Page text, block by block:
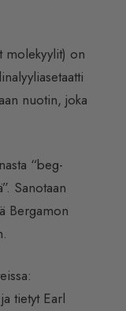
molekyylit) on
nuotin, joka
“beg-
Sanotaan
Bergamon
tietyt Earl